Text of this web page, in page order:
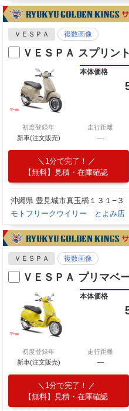
ＶＥＳＰＡ 複数画像
ＶＥＳＰＡ スプリン
本体価格
初度登録年
新車(注文販売)
走行距離
―
1分で完了！
【無料】見積・在庫確認
沖縄県 豊見城市真玉橋１３１−３
モトフリークウイリー とよみ店
ＶＥＳＰＡ 複数画像
ＶＥＳＰＡ プリマベ
本体価格
初度登録年
新車(注文販売)
走行距離
―
1分で完了！
【無料】見積・在庫確認